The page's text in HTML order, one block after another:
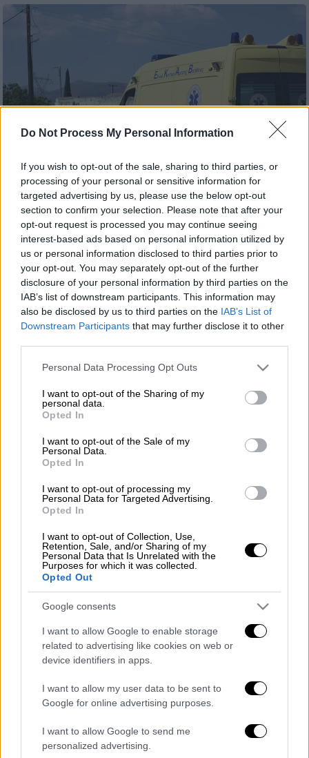
Do Not Process My Personal Information
If you wish to opt-out of the sale, sharing to third parties, or
processing of your personal or sensitive information for
targeted advertising by us, please use the below opt-out
section to confirm your selection. Please note that after your
opt-out request is processed you may continue seeing
interest-based ads based on personal information utilized by
us or personal information disclosed to third parties prior to
your opt-out. You may separately opt-out of the further
disclosure of your personal information by third parties on the
IAB’s list of downstream participants. This information may
also be disclosed by us to third parties on the IAB’s List of
Downstream Participants that may further disclose it to other
Please note that this website/app uses one or more Google
not limited to your visit or usage behaviour. You may click to
grant or deny consent to Google and its third-party tags to
use your data for below specified purposes in below Google
consent section.
Personal Data Processing Opt Outs
I want to opt-out of the Sharing of my
personal data.
Opted In
I want to opt-out of the Sale of my
Personal Data.
Opted In
I want to opt-out of processing my
Personal Data for Targeted Advertising.
Opted In
I want to opt-out of Collection, Use,
Retention, Sale, and/or Sharing of my
Personal Data that Is Unrelated with the
Purposes for which it was collected.
Opted Out
Google consents
I want to allow Google to enable storage
related to advertising like cookies on web or
device identifiers in apps.
I want to allow my user data to be sent to
Google for online advertising purposes.
I want to allow Google to send me
personalized advertising.
Ασθενοφόρο (Eurokinissi-Βασίλης Παπαδόπουλος)
Προσθέστε το ΕΘΝΟΣ στη Google
ΣτονΦλοίσβο, στη θάλασσα, και πιο
συγκεκριμένα στην περιοχή της μαρίνας
στηνΚαλλιθέαέπεσε το πρωί της Τρίτης
(9/4) μία γυναίκα, με αποτέλεσμα να σημάνει
συναγερμός στην περιοχή.
Σύμφωνα με το Λιμενικό, το Α' Λιμενικό
Τμήμα Φλοίσβουτου Λιμεναρχείου
Σαρωνικού ενημερώθηκε για την πτώση της
ανασύρθηκε από ιδιώτη έχοντας τις
αισθήσεις της.
Άμεσα, μεταφέρθηκε μεασθενοφόρο του
ΕΚΑΒστο Γενικό Νοσοκομείο Νίκαιας, όπου
παραμένει νοσηλευόμενη.
Προανάκριση για τοσυμβάν, καθώς για τις
συνθήκες κάτω από τις οποίες έπεσε η
γυναίκα στη θάλασσα, διενεργείται από τη
Λιμενική Αρχή Φλοίσβου.
διαγράφονται